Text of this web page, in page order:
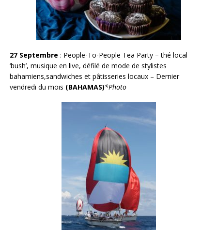
27 Septembre : People-To-People Tea Party – thé local
‘bush’, musique en live, défilé de mode de stylistes
bahamiens,sandwiches et pâtisseries locaux – Dernier
vendredi du mois (BAHAMAS)*Photo